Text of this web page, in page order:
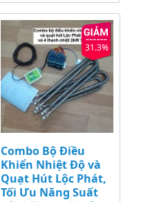
31.3%
Combo Bộ Điều
Khiển Nhiệt Độ và
Quạt Hút Lộc Phát,
Tối Ưu Năng Suất